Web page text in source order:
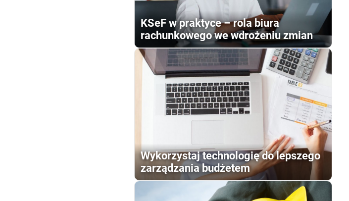
KSeF w praktyce – rola biura
rachunkowego we wdrożeniu zmian
Wykorzystaj technologię do lepszego
zarządzania budżetem